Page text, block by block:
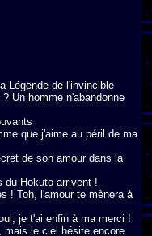
Légende de l'invincible
Un homme n'abandonne
que j'aime au péril de ma
de son amour dans la
du Hokuto arrivent !
! Toh, l'amour te mènera à
je t'ai enfin à ma merci !
mais le ciel hésite encore